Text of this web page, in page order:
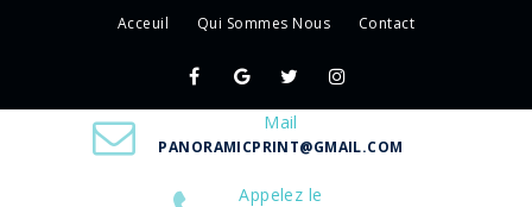
Acceuil Qui Sommes Nous Contact
Mail
PANORAMICPRINT@GMAIL.COM
Appelez le